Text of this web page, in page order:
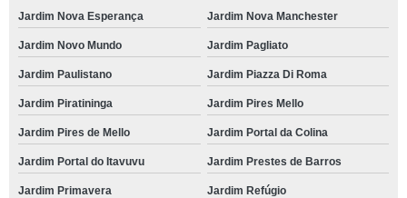
Jardim Nova Esperança Jardim Nova Manchester
Jardim Novo Mundo Jardim Pagliato
Jardim Paulistano Jardim Piazza Di Roma
Jardim Piratininga Jardim Pires Mello
Jardim Pires de Mello Jardim Portal da Colina
Jardim Portal do Itavuvu Jardim Prestes de Barros
Jardim Primavera Jardim Refúgio